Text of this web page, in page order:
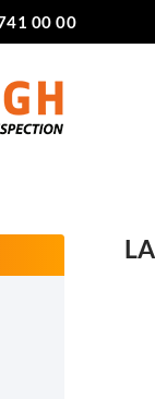
00 00